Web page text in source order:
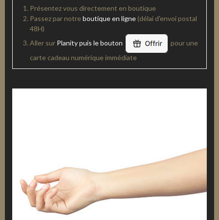
Présentez vous directement en boutique
Passez par notre boutique en ligne (délai d'envoi postal
48H)
Aller sur Planity puis le bouton
pour une
carte cadeau numérique immédiate